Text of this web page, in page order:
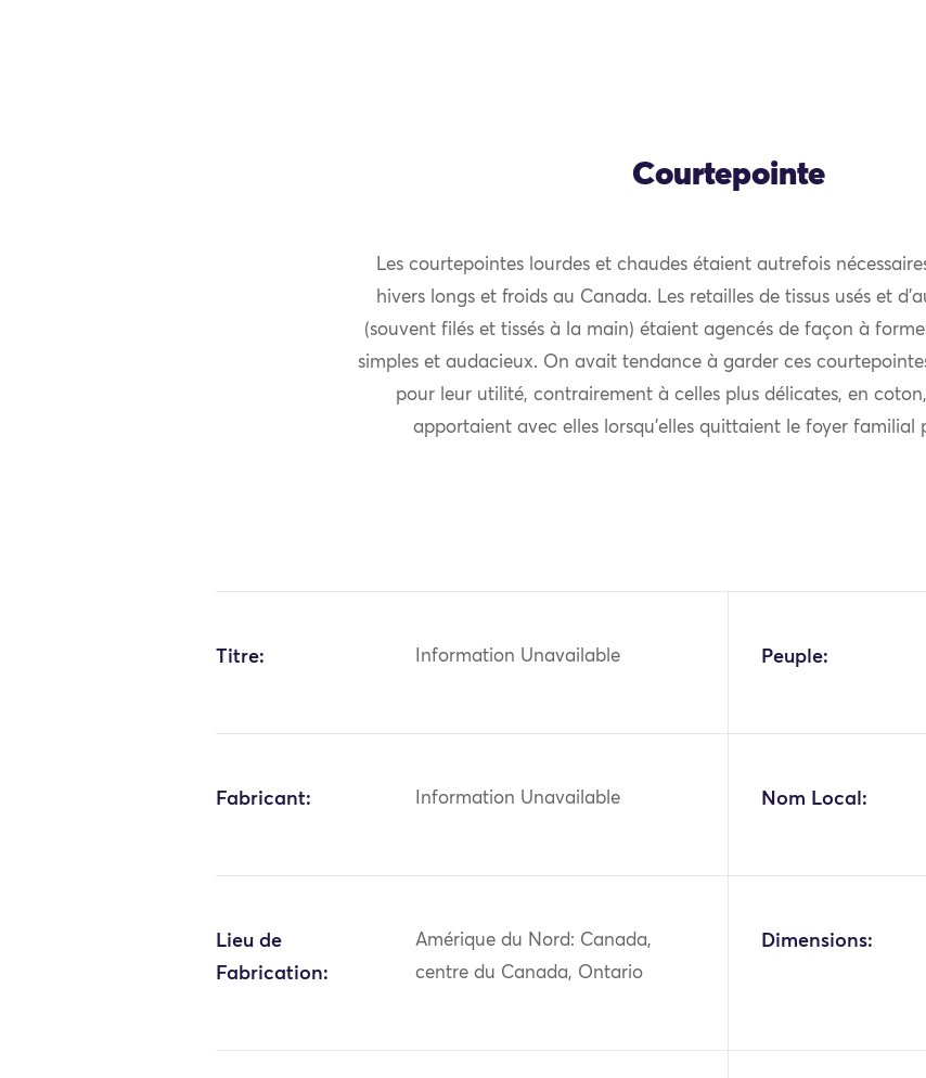
Courtepointe
Les courtepointes lourdes et chaudes étaient autrefois
hivers longs et froids au Canada. Les retailles de tissus usés et
(souvent filés et tissés à la main) étaient agencés de façon à
simples et audacieux. On avait tendance à garder ces
pour leur utilité, contrairement à celles plus délicates, en
apportaient avec elles lorsqu’elles quittaient le foyer familial
Titre: Information Unavailable Peuple:
Fabricant: Information Unavailable Nom Local:
Lieu de
Fabrication:
Amérique du Nord: Canada,
centre du Canada, Ontario
Dimensions: